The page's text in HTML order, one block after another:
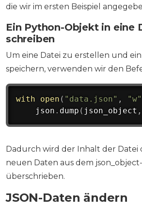
die wir im ersten Beispiel
Ein Python-Objekt in eine
schreiben
Um eine Datei zu erstellen und
speichern, verwenden wir den
with open ( "data.json" , "w"
    json
. dump ( json_object ,
Dadurch wird der Inhalt der Datei
neuen Daten aus dem
überschrieben.
JSON-Daten ändern